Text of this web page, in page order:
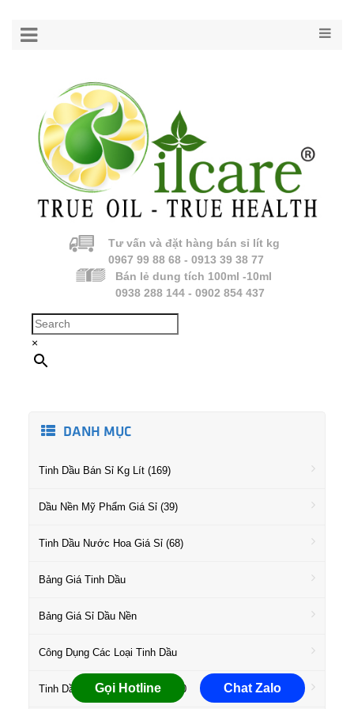
Tư vấn và đặt hàng bán sỉ lít kg
0967 99 88 68 - 0913 39 38 77
Bán lẻ dung tích 100ml -10ml
0938 288 144 - 0902 854 437
×
DANH MỤC
Tinh Dầu Bán Sỉ Kg Lít (169)
Dầu Nền Mỹ Phẩm Giá Sỉ (39)
Tinh Dầu Nước Hoa Giá Sỉ (68)
Bảng Giá Tinh Dầu
Bảng Giá Sỉ Dầu Nền
Công Dụng Các Loại Tinh Dầu
Tinh Dầu Bán Chạy Nhất Top 10
Gọi Hotline Chat Zalo